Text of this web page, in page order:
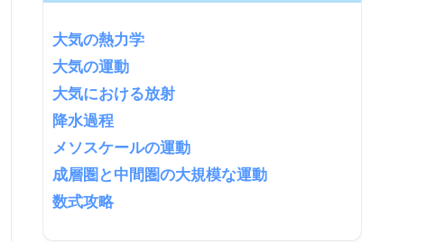
大気の熱力学
大気の運動
大気における放射
降水過程
メソスケールの運動
成層圏と中間圏の大規模な運動
数式攻略